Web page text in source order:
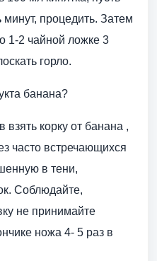
минут, процедить. Затем
1-2 чайной ложке 3
горло.
банана?
взять корку от банана ,
часто встречающихся
в тени,
Соблюдайте,
не принимайте
ножа 4- 5 раз в